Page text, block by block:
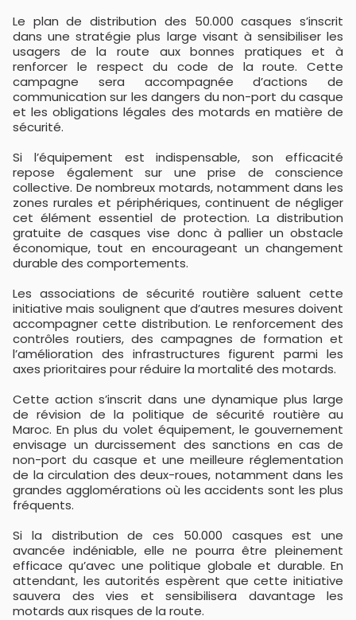
Le plan de distribution des 50.000 casques s’inscrit
dans une stratégie plus large visant à sensibiliser les
usagers de la route aux bonnes pratiques et à
renforcer le respect du code de la route. Cette
campagne sera accompagnée d’actions de
communication sur les dangers du non-port du casque
et les obligations légales des motards en matière de
sécurité.
Si l’équipement est indispensable, son efficacité
repose également sur une prise de conscience
collective. De nombreux motards, notamment dans les
zones rurales et périphériques, continuent de négliger
cet élément essentiel de protection. La distribution
gratuite de casques vise donc à pallier un obstacle
économique, tout en encourageant un changement
durable des comportements.
Les associations de sécurité routière saluent cette
initiative mais soulignent que d’autres mesures doivent
accompagner cette distribution. Le renforcement des
contrôles routiers, des campagnes de formation et
l’amélioration des infrastructures figurent parmi les
axes prioritaires pour réduire la mortalité des motards.
Cette action s’inscrit dans une dynamique plus large
de révision de la politique de sécurité routière au
Maroc. En plus du volet équipement, le gouvernement
envisage un durcissement des sanctions en cas de
non-port du casque et une meilleure réglementation
de la circulation des deux-roues, notamment dans les
grandes agglomérations où les accidents sont les plus
fréquents.
Si la distribution de ces 50.000 casques est une
avancée indéniable, elle ne pourra être pleinement
efficace qu’avec une politique globale et durable. En
attendant, les autorités espèrent que cette initiative
sauvera des vies et sensibilisera davantage les
motards aux risques de la route.